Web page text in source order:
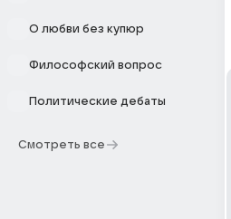
О любви без купюр
Философский вопрос
Политические дебаты
Смотреть все